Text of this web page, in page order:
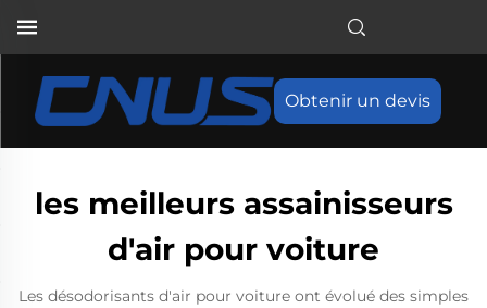
Obtenir un devis
les meilleurs assainisseurs
d'air pour voiture
Les désodorisants d'air pour voiture ont évolué des simples